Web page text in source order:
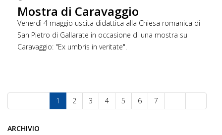
Mostra di Caravaggio
Venerdì 4 maggio uscita didattica alla Chiesa romanica di
San Pietro di Gallarate in occasione di una mostra su
Caravaggio: "Ex umbris in veritate".
1 2 3 4 5 6 7
ARCHIVIO